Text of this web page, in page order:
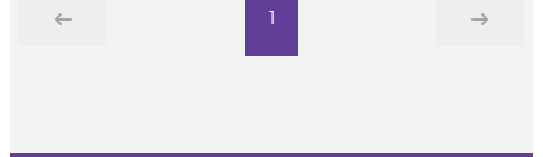
Назад
1
Дальше